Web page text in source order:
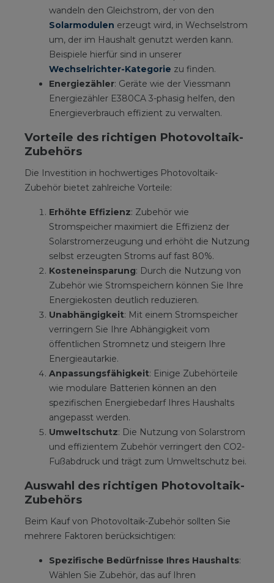
wandeln den Gleichstrom, der von den
Solarmodulen erzeugt wird, in Wechselstrom
um, der im Haushalt genutzt werden kann.
Beispiele hierfür sind in unserer
Wechselrichter-Kategorie zu finden.
Energiezähler: Geräte wie der Viessmann
Energiezähler E380CA 3-phasig helfen, den
Energieverbrauch effizient zu verwalten.
Vorteile des richtigen Photovoltaik-
Zubehörs
Die Investition in hochwertiges Photovoltaik-
Zubehör bietet zahlreiche Vorteile:
Erhöhte Effizienz: Zubehör wie
Stromspeicher maximiert die Effizienz der
Solarstromerzeugung und erhöht die Nutzung
selbst erzeugten Stroms auf fast 80%.
Kosteneinsparung: Durch die Nutzung von
Zubehör wie Stromspeichern können Sie Ihre
Energiekosten deutlich reduzieren.
Unabhängigkeit: Mit einem Stromspeicher
verringern Sie Ihre Abhängigkeit vom
öffentlichen Stromnetz und steigern Ihre
Energieautarkie.
Anpassungsfähigkeit: Einige Zubehörteile
wie modulare Batterien können an den
spezifischen Energiebedarf Ihres Haushalts
angepasst werden.
Umweltschutz: Die Nutzung von Solarstrom
und effizientem Zubehör verringert den CO2-
Fußabdruck und trägt zum Umweltschutz bei.
Auswahl des richtigen Photovoltaik-
Zubehörs
Beim Kauf von Photovoltaik-Zubehör sollten Sie
mehrere Faktoren berücksichtigen:
Spezifische Bedürfnisse Ihres Haushalts:
Wählen Sie Zubehör, das auf Ihren